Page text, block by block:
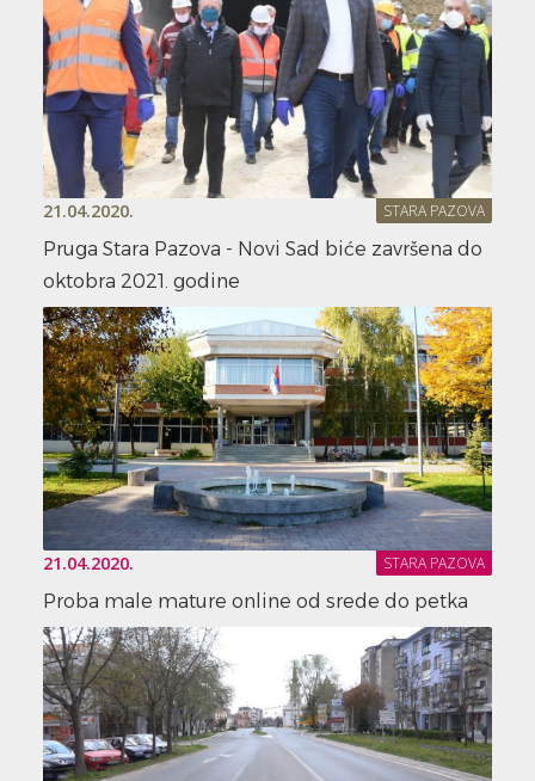
21.04.2020. STARA PAZOVA
Pruga Stara Pazova - Novi Sad biće završena do
oktobra 2021. godine
21.04.2020. STARA PAZOVA
Proba male mature online od srede do petka